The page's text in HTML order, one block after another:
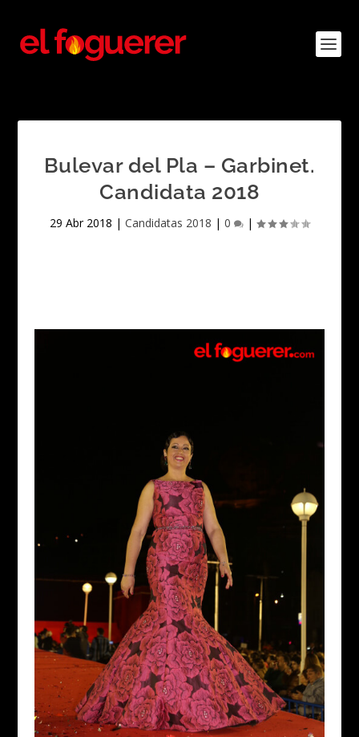
Bulevar del Pla – Garbinet.
Candidata 2018
29 Abr 2018 | Candidatas 2018 | 0 |